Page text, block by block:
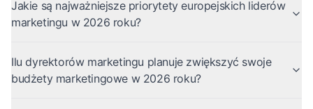
Jakie są najważniejsze priorytety europejskich liderów
marketingu w 2026 roku?
Ilu dyrektorów marketingu planuje zwiększyć swoje
budżety marketingowe w 2026 roku?